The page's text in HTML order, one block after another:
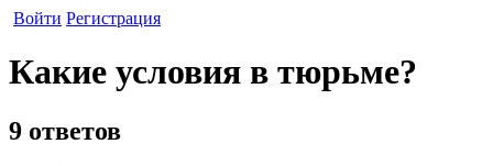
Войти Регистрация
Какие условия в тюрьме?
9 ответов